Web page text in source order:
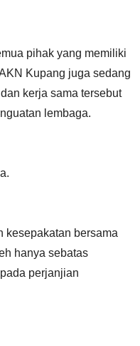
pihak yang memiliki
Kupang juga sedang
kerja sama tersebut
lembaga.
kesepakatan bersama
hanya sebatas
perjanjian